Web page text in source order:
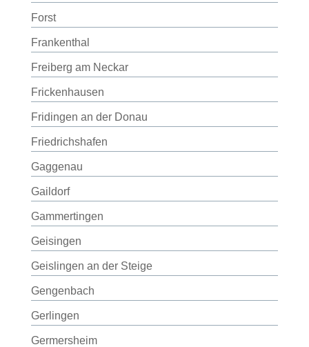
Forst
Frankenthal
Freiberg am Neckar
Frickenhausen
Fridingen an der Donau
Friedrichshafen
Gaggenau
Gaildorf
Gammertingen
Geisingen
Geislingen an der Steige
Gengenbach
Gerlingen
Germersheim